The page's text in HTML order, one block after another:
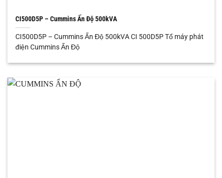
CI500D5P – Cummins Ấn Độ 500kVA
CI500D5P – Cummins Ấn Độ 500kVA CI 500D5P Tổ máy phát
điện Cummins Ấn Độ